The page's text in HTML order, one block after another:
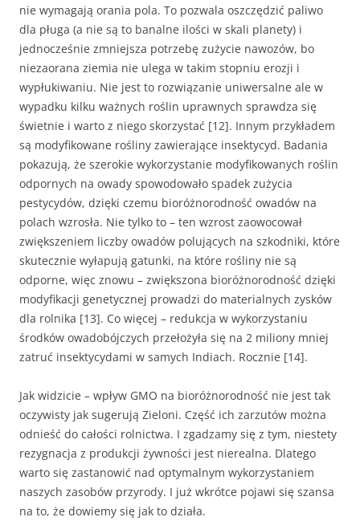
nie wymagają orania pola. To pozwala oszczędzić paliwo
dla pługa (a nie są to banalne ilości w skali planety) i
jednocześnie zmniejsza potrzebę zużycie nawozów, bo
niezaorana ziemia nie ulega w takim stopniu erozji i
wypłukiwaniu. Nie jest to rozwiązanie uniwersalne ale w
wypadku kilku ważnych roślin uprawnych sprawdza się
świetnie i warto z niego skorzystać [12]. Innym przykładem
są modyfikowane rośliny zawierające insektycyd. Badania
pokazują, że szerokie wykorzystanie modyfikowanych roślin
odpornych na owady spowodowało spadek zużycia
pestycydów, dzięki czemu bioróżnorodność owadów na
polach wzrosła. Nie tylko to – ten wzrost zaowocował
zwiększeniem liczby owadów polujących na szkodniki, które
skutecznie wyłapują gatunki, na które rośliny nie są
odporne, więc znowu – zwiększona bioróżnorodność dzięki
modyfikacji genetycznej prowadzi do materialnych zysków
dla rolnika [13]. Co więcej – redukcja w wykorzystaniu
środków owadobójczych przełożyła się na 2 miliony mniej
zatruć insektycydami w samych Indiach. Rocznie [14].
Jak widzicie – wpływ GMO na bioróżnorodność nie jest tak
oczywisty jak sugerują Zieloni. Część ich zarzutów można
odnieść do całości rolnictwa. I zgadzamy się z tym, niestety
rezygnacja z produkcji żywności jest nierealna. Dlatego
warto się zastanowić nad optymalnym wykorzystaniem
naszych zasobów przyrody. I już wkrótce pojawi się szansa
na to, że dowiemy się jak to działa.